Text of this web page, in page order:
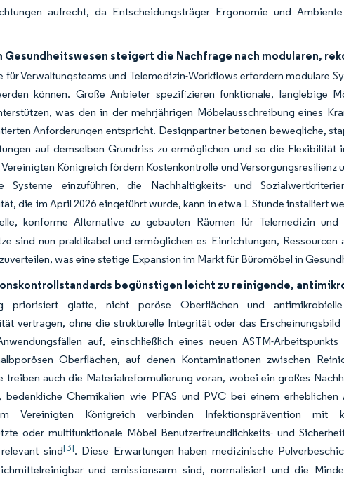
aufrecht, da Entscheidungsträger Ergonomie und
Gesundheitswesen steigert die Nachfrage nach modularen,
für Verwaltungsteams und Telemedizin-Workflows erfordern modulare
können. Große Anbieter spezifizieren funktionale, langlebige
was den in der mehrjährigen Möbelausschreibung eines
Anforderungen entspricht. Designpartner betonen bewegliche,
auf demselben Grundriss zu ermöglichen und so die Flexibilität
Königreich fördern Kostenkontrolle und
Systeme einzuführen, die Nachhaltigkeits- und
die im April 2026 eingeführt wurde, kann in etwa 1 Stunde installiert
konforme Alternative zu gebauten Räumen für Telemedizin und
sind nun praktikabel und ermöglichen es Einrichtungen,
was eine stetige Expansion im Markt für Büromöbel in
begünstigen leicht zu reinigende,
priorisiert glatte, nicht poröse Oberflächen und
vertragen, ohne die strukturelle Integrität oder das
auf, einschließlich eines neuen ASTM-
Oberflächen, auf denen Kontaminationen zwischen
treiben auch die Materialreformulierung voran, wobei ein großes
bedenkliche Chemikalien wie PFAS und PVC bei einem
Vereinigten Königreich verbinden Infektionsprävention mit
oder multifunktionale Möbel Benutzerfreundlichkeits- und
sind[3]. Diese Erwartungen haben medizinische
und emissionsarm sind, normalisiert und die